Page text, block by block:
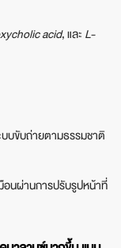
acid, และ L-
บบขับถ่ายตามธรรมชาติ
อนผ่านการปรับรูปหน้าที่